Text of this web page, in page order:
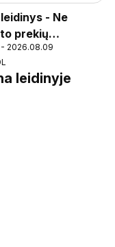
leidinys - Ne
prekių
2026.08.09
leidinyje